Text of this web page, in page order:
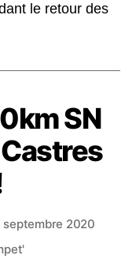
le retour des
SN
Castres
septembre 2020